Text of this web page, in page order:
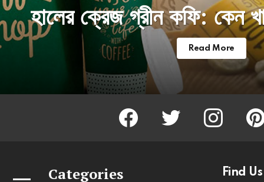
হালের ক্রেজ গ্রীন কফি: কেন
Read More
facebook twitter instagram
Categories Find